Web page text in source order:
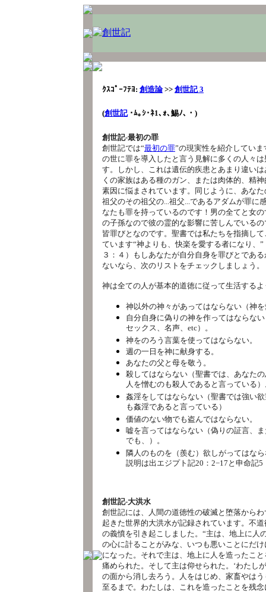
ｸｽｺﾟｰﾌﾃﾖ: 創造論>> 創世記 3
(創世記･ﾑ｡ｼ･ﾈ1､ｫ､鯣ﾉ､・ )
創世記‐最初の罪
創世記では“最初の罪”の現実性を紹介してい
の世に罪を導入したと言う見解に多くの人々
す。しかし、これは遺伝的疾患とあまり違い
くの家族はある種のガン、または肉体的、精
素因に悩まされています。同じように、あな
祖父のその祖父の...祖父...であるアダムが罪に
なたも罪を持っているのです！男の全てと女
の子孫なので彼の霊的な影響に苦しんでいる
皆罪びとなのです。聖書では私たちを指摘し
ています“神よりも、快楽を愛する者になり、
３：４）もしあなたが自分自身を罪びとであ
ないなら、次のリストをチェックしましょう。
神は全ての人が基本的道徳に従って生活する
神以外の神々があってはならない（神
自分自身に偽りの神を作ってはならな
セックス、名声、etc）。
神をのろう言葉を使ってはならない。
週の一日を神に献身する。
あなたの父と母を敬う。
殺してはならない（聖書では、あなた
人を憎むのも殺人であると言っている
姦淫をしてはならない（聖書では強い
も姦淫であると言っている）
価値のない物でも盗んではならない。
嘘を言ってはならない（偽りの証言、
でも、）。
隣人のものを（羨む）欲しがってはな
説明は出エジプト記20：2−17と申命記5
創世記‐大洪水
創世記には、人間の道徳性の破滅と堕落から
起きた世界的大洪水が記録されています。不
の義憤を引き起こしました。“主は、地上に人
の心に計ることがみな、いつも悪いことにだ
になった。それで主は、地上に人を造ったこ
痛められた。そして主は仰せられた。‘わたし
の面から消し去ろう。人をはじめ、家畜やは
至るまで。わたしは、これを造ったことを残